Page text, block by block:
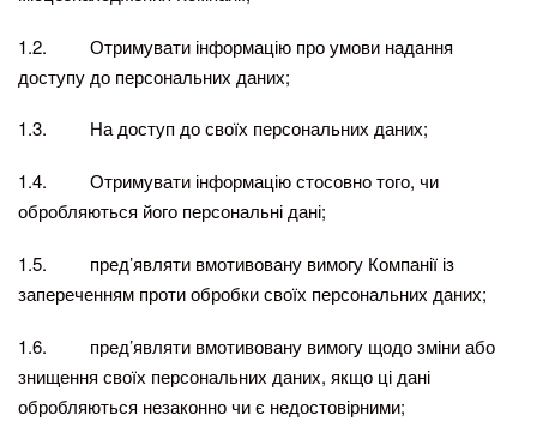
1.2. Отримувати інформацію про умови надання
доступу до персональних даних;
1.3. На доступ до своїх персональних даних;
1.4. Отримувати інформацію стосовно того, чи
обробляються його персональні дані;
1.5. пред’являти вмотивовану вимогу Компанії із
запереченням проти обробки своїх персональних даних;
1.6. пред’являти вмотивовану вимогу щодо зміни або
знищення своїх персональних даних, якщо ці дані
обробляються незаконно чи є недостовірними;